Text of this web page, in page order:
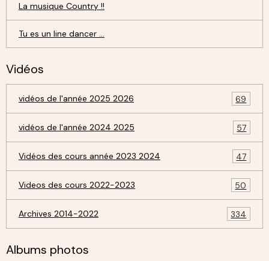
La musique Country !!
Tu es un line dancer ...
Vidéos
vidéos de l'année 2025 2026 69
vidéos de l'année 2024 2025 57
Vidéos des cours année 2023 2024 47
Videos des cours 2022-2023 50
Archives 2014-2022 334
Albums photos